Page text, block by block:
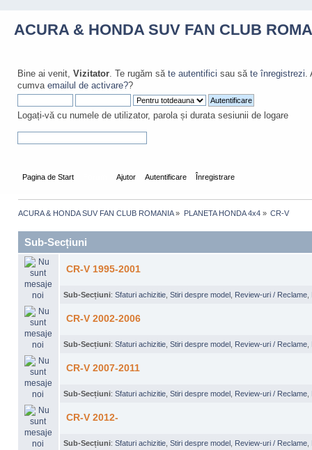
ACURA & HONDA SUV FAN CLUB
Bine ai venit, Vizitator. Te rugăm să te autentifici sau să te înregistrezi.
cumva emailul de activare??
Logați-vă cu numele de utilizator, parola și durata sesiunii de logare
Pagina de Start Ajutor Autentificare Înregistrare
ACURA & HONDA SUV FAN CLUB ROMANIA» PLANETA HONDA 4x4» CR-V
Sub-Secțiuni
CR-V 1995-2001
Sub-Secțiuni: Sfaturi achizitie Stiri despre model Review-uri / Reclame
CR-V 2002-2006
Sub-Secțiuni: Sfaturi achizitie Stiri despre model Review-uri / Reclame
CR-V 2007-2011
Sub-Secțiuni: Sfaturi achizitie Stiri despre model Review-uri / Reclame
CR-V 2012-
Sub-Secțiuni: Sfaturi achizitie Stiri despre model Review-uri / Reclame